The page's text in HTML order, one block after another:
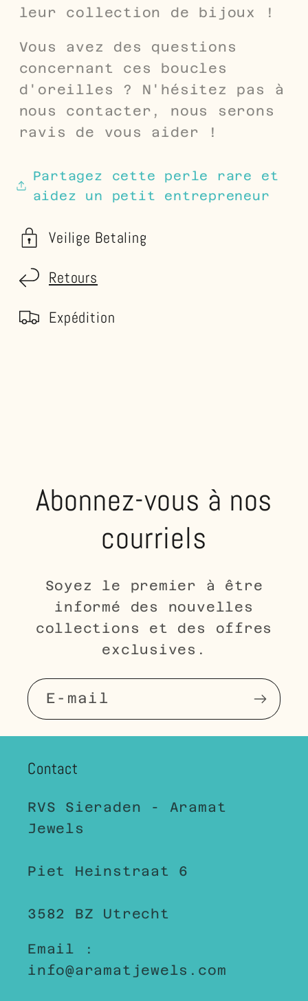
leur collection de bijoux !
Vous avez des questions
concernant ces boucles
d'oreilles ? N'hésitez pas à
nous contacter, nous serons
ravis de vous aider !
Partagez cette perle rare et
aidez un petit entrepreneur
Veilige Betaling
Retours
Expédition
Abonnez-vous à nos
courriels
Soyez le premier à être
informé des nouvelles
collections et des offres
exclusives.
E-mail
Contact
RVS Sieraden - Aramat
Jewels
Piet Heinstraat 6
3582 BZ Utrecht
Email :
info@aramatjewels.com